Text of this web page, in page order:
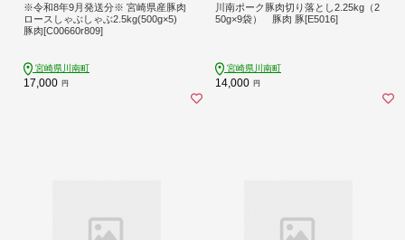
※令和8年9月発送分※ 宮崎県産豚肉
ロースしゃぶしゃぶ2.5kg(500g×5)
豚肉[C00660r809]
宮崎県川南町
17,000 円
川南ポーク豚肉切り落とし2.25kg（2
50g×9袋） 豚肉 豚[E5016]
宮崎県川南町
14,000 円